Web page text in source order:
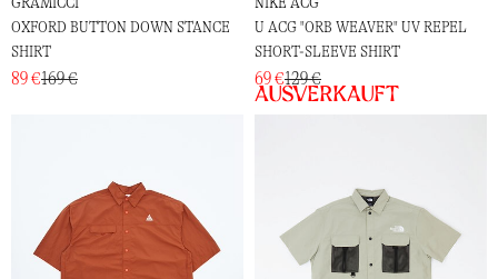
OXFORD BUTTON DOWN STANCE
SHIRT
89 €169 €
U ACG "ORB WEAVER" UV REPEL
SHORT-SLEEVE SHIRT
69 €129 €
Ausverkauft